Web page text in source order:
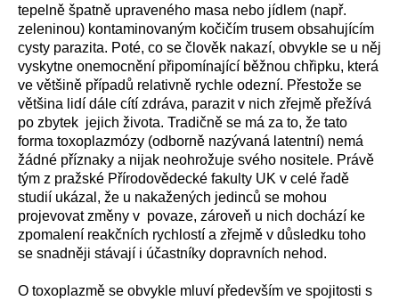
tepelně špatně upraveného masa nebo jídlem (např.
zeleninou) kontaminovaným kočičím trusem obsahujícím
cysty parazita. Poté, co se člověk nakazí, obvykle se u něj
vyskytne onemocnění připomínající běžnou chřipku, která
ve většině případů relativně rychle odezní. Přestože se
většina lidí dále cítí zdráva, parazit v nich zřejmě přežívá
po zbytek jejich života. Tradičně se má za to, že tato
forma toxoplazmózy (odborně nazývaná latentní) nemá
žádné příznaky a nijak neohrožuje svého nositele. Právě
tým z pražské Přírodovědecké fakulty UK v celé řadě
studií ukázal, že u nakažených jedinců se mohou
projevovat změny v povaze, zároveň u nich dochází ke
zpomalení reakčních rychlostí a zřejmě v důsledku toho
se snadněji stávají i účastníky dopravních nehod.
O toxoplazmě se obvykle mluví především ve spojitosti s